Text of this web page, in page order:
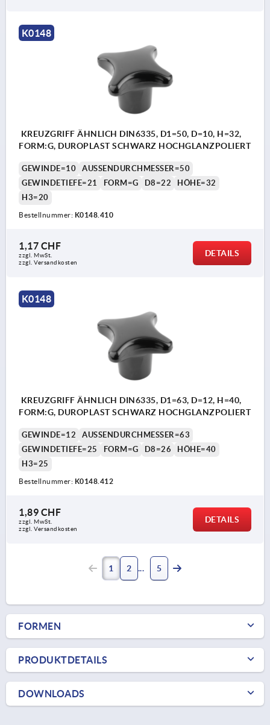
K0148
KREUZGRIFF ÄHNLICH DIN6335, D1=50, D=10, H=32,
FORM:G, DUROPLAST SCHWARZ HOCHGLANZPOLIERT
GEWINDE=10
AUSSENDURCHMESSER=50
GEWINDETIEFE=21
FORM=G D8=22
HÖHE=32
H3=20
Bestellnummer: K0148.410
1,17 CHF
zzgl. MwSt.
zzgl. Versandkosten
DETAILS
K0148
KREUZGRIFF ÄHNLICH DIN6335, D1=63, D=12, H=40,
FORM:G, DUROPLAST SCHWARZ HOCHGLANZPOLIERT
GEWINDE=12
AUSSENDURCHMESSER=63
GEWINDETIEFE=25
FORM=G D8=26
HÖHE=40
H3=25
Bestellnummer: K0148.412
1,89 CHF
zzgl. MwSt.
zzgl. Versandkosten
DETAILS
1 2 5
FORMEN
PRODUKTDETAILS
DOWNLOADS